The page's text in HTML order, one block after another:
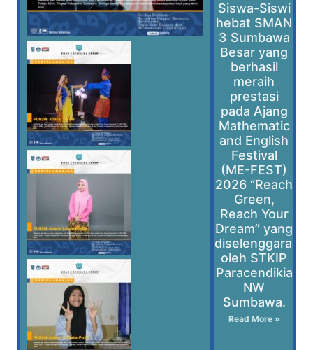
Siswa-Siswi
hebat SMAN
3 Sumbawa
Besar yang
berhasil
meraih
prestasi
pada Ajang
Mathematic
and English
Festival
(ME-FEST)
2026 “Reach
Green,
Reach Your
Dream” yang
oleh STKIP
Paracendikia
NW
Sumbawa.
Read More »